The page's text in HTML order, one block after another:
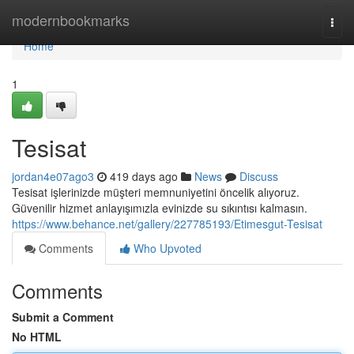
modernbookmarks
Home
Home
1
Tesisat
jordan4e07ago3 419 days ago News
Discuss
Tesisat işlerinizde müşteri memnuniyetini öncelik alıyoruz.
Güvenilir hizmet anlayışımızla evinizde su sıkıntısı kalmasın.
https://www.behance.net/gallery/227785193/Etimesgut-Tesisat
Comments
Who Upvoted
Comments
Submit a Comment
No HTML